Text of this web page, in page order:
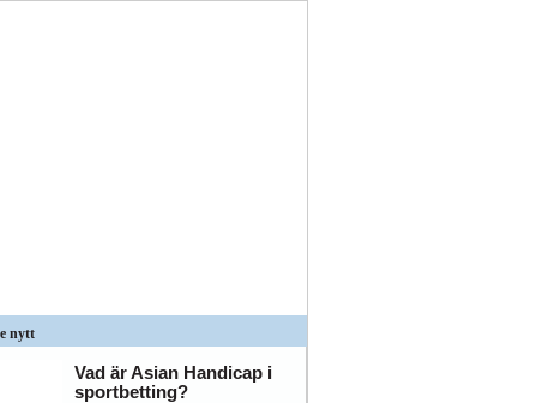
nytt
Vad är Asian Handicap i
sportbetting?